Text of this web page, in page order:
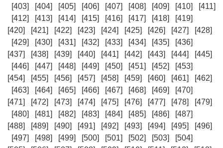
[403]
[404] [405] [406] [407] [408] [409] [410]
[411]
[412]
[413] [414] [415] [416] [417] [418]
[419]
[420]
[421] [422] [423] [424] [425] [426] [427]
[428]
[429]
[430] [431] [432] [433] [434] [435]
[436]
[437]
[438] [439] [440] [441] [442] [443] [444]
[445]
[446]
[447] [448] [449] [450] [451] [452]
[453]
[454]
[455] [456] [457] [458] [459] [460] [461]
[462]
[463]
[464] [465] [466] [467] [468] [469]
[470]
[471]
[472] [473] [474] [475] [476] [477] [478]
[479]
[480]
[481] [482] [483] [484] [485] [486]
[487]
[488]
[489] [490] [491] [492] [493] [494] [495]
[496]
[497]
[498] [499] [500] [501] [502] [503]
[504]